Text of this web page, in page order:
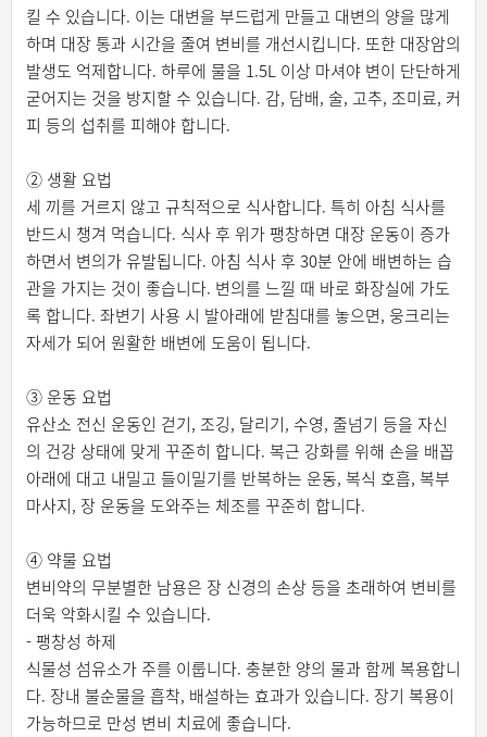
킬 수 있습니다. 이는 대변을 부드럽게 만들고 대변의 양을 많게
하며 대장 통과 시간을 줄여 변비를 개선시킵니다. 또한 대장암의
발생도 억제합니다. 하루에 물을 1.5L 이상 마셔야 변이 단단하게
굳어지는 것을 방지할 수 있습니다. 감, 담배, 술, 고추, 조미료, 커
피 등의 섭취를 피해야 합니다.
② 생활 요법
세 끼를 거르지 않고 규칙적으로 식사합니다. 특히 아침 식사를
반드시 챙겨 먹습니다. 식사 후 위가 팽창하면 대장 운동이 증가
하면서 변의가 유발됩니다. 아침 식사 후 30분 안에 배변하는 습
관을 가지는 것이 좋습니다. 변의를 느낄 때 바로 화장실에 가도
록 합니다. 좌변기 사용 시 발아래에 받침대를 놓으면, 웅크리는
자세가 되어 원활한 배변에 도움이 됩니다.
③ 운동 요법
유산소 전신 운동인 걷기, 조깅, 달리기, 수영, 줄넘기 등을 자신
의 건강 상태에 맞게 꾸준히 합니다. 복근 강화를 위해 손을 배꼽
아래에 대고 내밀고 들이밀기를 반복하는 운동, 복식 호흡, 복부
마사지, 장 운동을 도와주는 체조를 꾸준히 합니다.
④ 약물 요법
변비약의 무분별한 남용은 장 신경의 손상 등을 초래하여 변비를
더욱 악화시킬 수 있습니다.
- 팽창성 하제
식물성 섬유소가 주를 이룹니다. 충분한 양의 물과 함께 복용합니
다. 장내 불순물을 흡착, 배설하는 효과가 있습니다. 장기 복용이
가능하므로 만성 변비 치료에 좋습니다.